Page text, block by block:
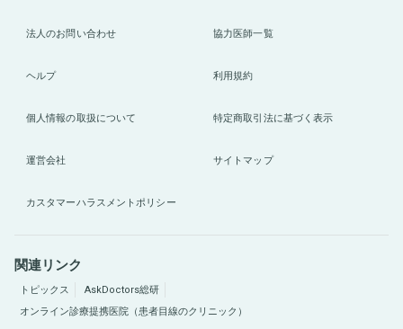
法人のお問い合わせ 協力医師一覧
ヘルプ 利用規約
個人情報の取扱について 特定商取引法に基づく表示
運営会社 サイトマップ
カスタマーハラスメントポリシー
関連リンク
トピックス
AskDoctors総研
オンライン診療提携医院（患者目線のクリニック）